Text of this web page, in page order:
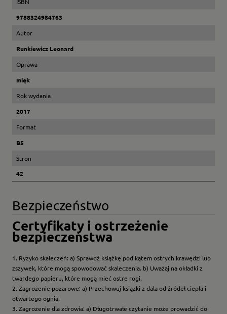
9788324984763
Autor
Runkiewicz Leonard
Oprawa
mięk
Rok wydania
2017
Format
B5
Stron
42
Bezpieczeństwo
Certyfikaty i ostrzeżenie
bezpieczeństwa
1. Ryzyko skaleczeń: a) Sprawdź książkę pod kątem ostrych krawędzi lub
zszywek, które mogą spowodować skaleczenia. b) Uważaj na okładki z
twardego papieru, które mogą mieć ostre rogi.
2. Zagrożenie pożarowe: a) Przechowuj książki z dala od źródeł ciepła i
otwartego ognia.
3. Zagrożenie dla zdrowia: a) Długotrwałe czytanie może prowadzić do